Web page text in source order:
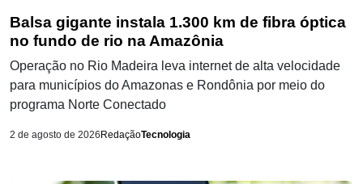
Balsa gigante instala 1.300 km de fibra óptica
no fundo de rio na Amazônia
Operação no Rio Madeira leva internet de alta velocidade
para municípios do Amazonas e Rondônia por meio do
programa Norte Conectado
2 de agosto de 2026 RedaçãoTecnologia